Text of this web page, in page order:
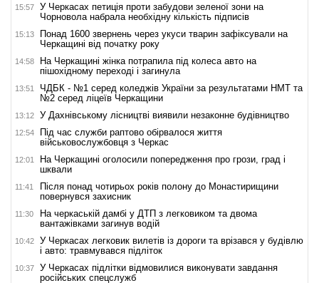
15:57
У Черкасах петиція проти забудови зеленої зони на
Чорновола набрала необхідну кількість підписів
15:13
Понад 1600 звернень через укуси тварин зафіксували на
Черкащині від початку року
14:58
На Черкащині жінка потрапила під колеса авто на
пішохідному переході і загинула
13:51
ЧДБК - №1 серед коледжів України за результатами НМТ та
№2 серед ліцеїв Черкащини
13:12 У Дахнівському лісництві виявили незаконне будівництво
12:54
Під час служби раптово обірвалося життя
військовослужбовця з Черкас
12:01
На Черкащині оголосили попередження про грози, град і
шквали
11:41
Після понад чотирьох років полону до Монастирищини
повернувся захисник
11:30
На черкаській дамбі у ДТП з легковиком та двома
вантажівками загинув водій
10:42
У Черкасах легковик вилетів із дороги та врізався у будівлю
і авто: травмувався підліток
10:37
У Черкасах підлітки відмовилися виконувати завдання
російських спецслужб